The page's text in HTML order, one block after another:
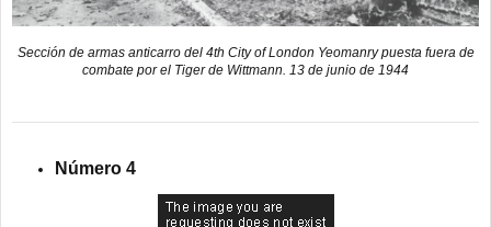
Sección de armas anticarro del 4th City of London Yeomanry puesta fuera de
combate por el Tiger de Wittmann. 13 de junio de 1944
Número 4